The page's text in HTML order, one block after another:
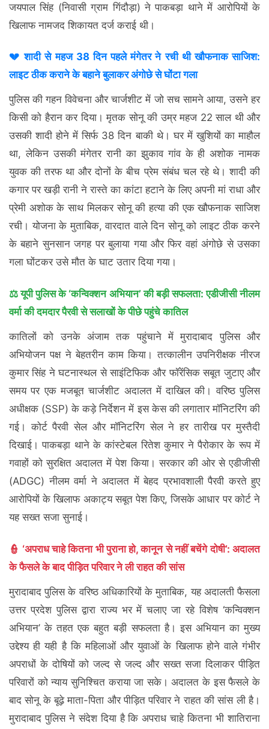
जयपाल सिंह (निवासी ग्राम गिंदौड़ा) ने पाकबड़ा थाने में आरोपियों के
खिलाफ नामजद शिकायत दर्ज कराई थी।
💔 शादी से महज 38 दिन पहले मंगेतर ने रची थी खौफनाक साजिश:
लाइट ठीक कराने के बहाने बुलाकर अंगोछे से घोंटा गला
पुलिस की गहन विवेचना और चार्जशीट में जो सच सामने आया, उसने हर
किसी को हैरान कर दिया। मृतक सोनू की उम्र महज 22 साल थी और
उसकी शादी होने में सिर्फ 38 दिन बाकी थे। घर में खुशियों का माहौल
था, लेकिन उसकी मंगेतर रानी का झुकाव गांव के ही अशोक नामक
युवक की तरफ था और दोनों के बीच प्रेम संबंध चल रहे थे। शादी की
कगार पर खड़ी रानी ने रास्ते का कांटा हटाने के लिए अपनी मां राधा और
प्रेमी अशोक के साथ मिलकर सोनू की हत्या की एक खौफनाक साजिश
रची। योजना के मुताबिक, वारदात वाले दिन सोनू को लाइट ठीक करने
के बहाने सुनसान जगह पर बुलाया गया और फिर वहां अंगोछे से उसका
गला घोंटकर उसे मौत के घाट उतार दिया गया।
⚖️ यूपी पुलिस के ‘कन्विक्शन अभियान’ की बड़ी सफलता: एडीजीसी नीलम
वर्मा की दमदार पैरवी से सलाखों के पीछे पहुंचे कातिल
कातिलों को उनके अंजाम तक पहुंचाने में मुरादाबाद पुलिस और
अभियोजन पक्ष ने बेहतरीन काम किया। तत्कालीन उपनिरीक्षक नीरज
कुमार सिंह ने घटनास्थल से साइंटिफिक और फॉरेंसिक सबूत जुटाए और
समय पर एक मजबूत चार्जशीट अदालत में दाखिल की। वरिष्ठ पुलिस
अधीक्षक (SSP) के कड़े निर्देशन में इस केस की लगातार मॉनिटरिंग की
गई। कोर्ट पैरवी सेल और मॉनिटरिंग सेल ने हर तारीख पर मुस्तैदी
दिखाई। पाकबड़ा थाने के कांस्टेबल रितेश कुमार ने पैरोकार के रूप में
गवाहों को सुरक्षित अदालत में पेश किया। सरकार की ओर से एडीजीसी
(ADGC) नीलम वर्मा ने अदालत में बेहद प्रभावशाली पैरवी करते हुए
आरोपियों के खिलाफ अकाट्य सबूत पेश किए, जिसके आधार पर कोर्ट ने
यह सख्त सजा सुनाई।
👮 ‘अपराध चाहे कितना भी पुराना हो, कानून से नहीं बचेंगे दोषी’: अदालत
के फैसले के बाद पीड़ित परिवार ने ली राहत की सांस
मुरादाबाद पुलिस के वरिष्ठ अधिकारियों के मुताबिक, यह अदालती फैसला
उत्तर प्रदेश पुलिस द्वारा राज्य भर में चलाए जा रहे विशेष ‘कन्विक्शन
अभियान’ के तहत एक बहुत बड़ी सफलता है। इस अभियान का मुख्य
उद्देश्य ही यही है कि महिलाओं और युवाओं के खिलाफ होने वाले गंभीर
अपराधों के दोषियों को जल्द से जल्द और सख्त सजा दिलाकर पीड़ित
परिवारों को न्याय सुनिश्चित कराया जा सके। अदालत के इस फैसले के
बाद सोनू के बूढ़े माता-पिता और पीड़ित परिवार ने राहत की सांस ली है।
मुरादाबाद पुलिस ने संदेश दिया है कि अपराध चाहे कितना भी शातिराना